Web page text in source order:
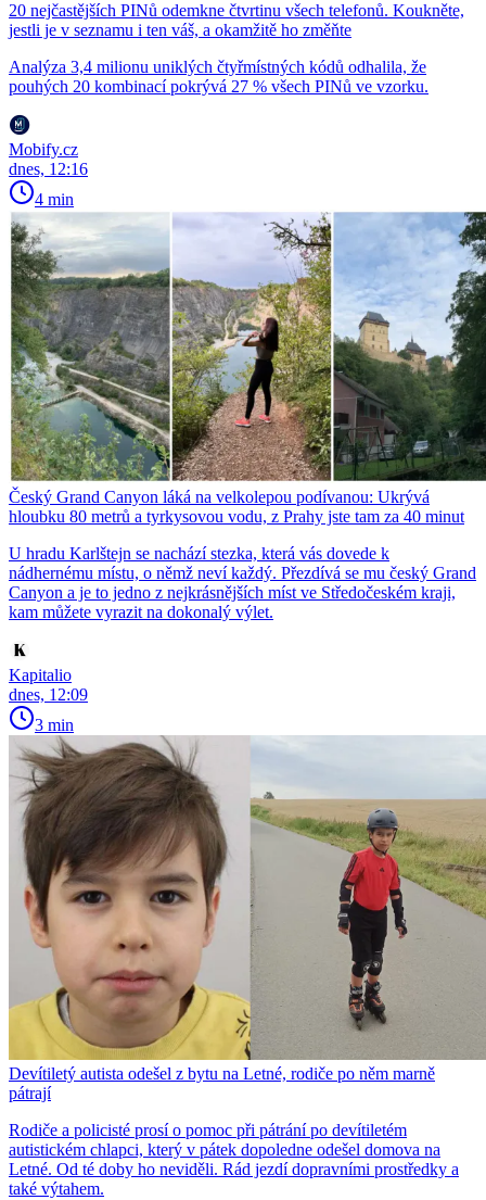
20 nejčastějších PINů odemkne čtvrtinu všech telefonů. Koukněte,
jestli je v seznamu i ten váš, a okamžitě ho změňte
Analýza 3,4 milionu uniklých čtyřmístných kódů odhalila, že
pouhých 20 kombinací pokrývá 27 % všech PINů ve vzorku.
Mobify.cz
dnes, 12:16
4 min
Český Grand Canyon láká na velkolepou podívanou: Ukrývá
hloubku 80 metrů a tyrkysovou vodu, z Prahy jste tam za 40 minut
U hradu Karlštejn se nachází stezka, která vás dovede k
nádhernému místu, o němž neví každý. Přezdívá se mu český Grand
Canyon a je to jedno z nejkrásnějších míst ve Středočeském kraji,
kam můžete vyrazit na dokonalý výlet.
Kapitalio
dnes, 12:09
3 min
Devítiletý autista odešel z bytu na Letné, rodiče po něm marně
pátrají
Rodiče a policisté prosí o pomoc při pátrání po devítiletém
autistickém chlapci, který v pátek dopoledne odešel domova na
Letné. Od té doby ho neviděli. Rád jezdí dopravními prostředky a
také výtahem.